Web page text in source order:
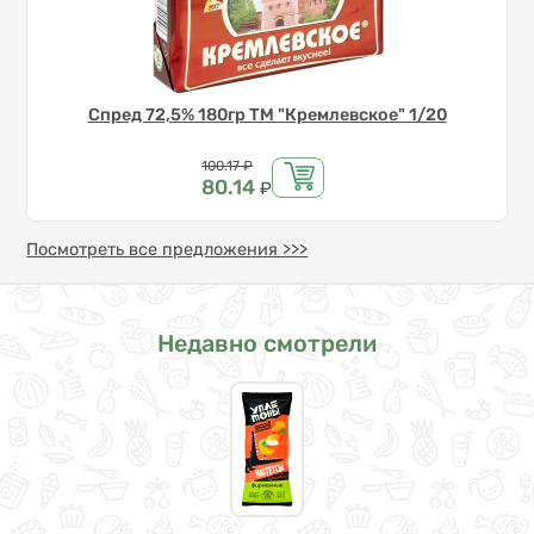
Спред 72,5% 180гр ТМ "Кремлевское" 1/20
Цена
100.17 ₽
80.14 ₽
Посмотреть все предложения >>>
Недавно смотрели